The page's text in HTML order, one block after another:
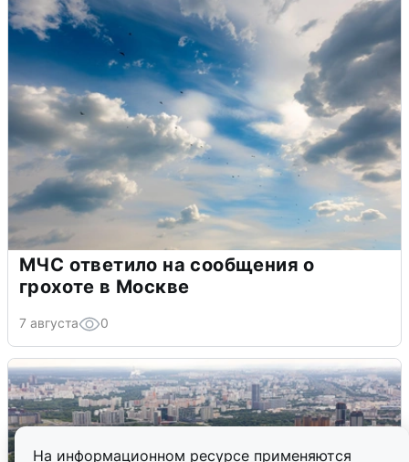
На информационном ресурсе применяются
МЧС ответило на сообщения о
грохоте в Москве
7 августа 0